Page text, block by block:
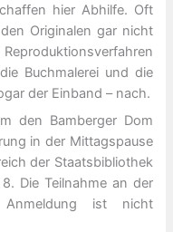
hier Abhilfe. Oft
Originalen gar nicht
Buchmalerei und die
der Einband – nach.
den Bamberger Dom
in der Mittagspause
der Staatsbibliothek
Die Teilnahme an der
ist nicht